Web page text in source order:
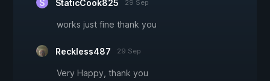
StaticCook825 29 Sep
works just fine thank you
Reckless487 29 Sep
Very Happy, thank you